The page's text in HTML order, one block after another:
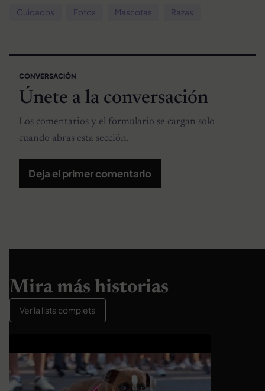
Cuidados Fotos Mascotas Razas
CONVERSACIÓN
Únete a la conversación
Los comentarios y el formulario se cargan solo
cuando abras esta sección.
Deja el primer comentario
Mira más historias
Ver la lista completa